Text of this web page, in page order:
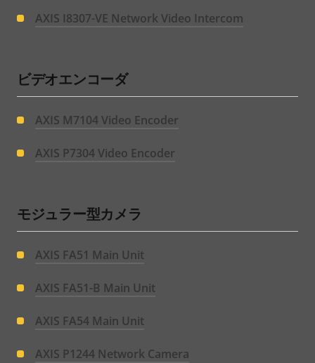
AXIS I8307-VE Network Video Intercom
ビデオエンコーダ
AXIS M7104 Video Encoder
AXIS P7304 Video Encoder
モジュラー型カメラ
AXIS FA51 Main Unit
AXIS FA51-B Main Unit
AXIS FA54 Main Unit
AXIS P1244 Network Camera